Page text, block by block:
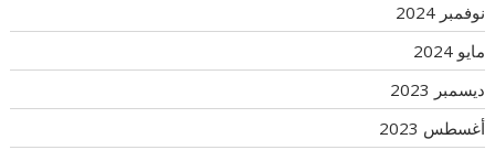
نوفمبر 2024
مايو 2024
ديسمبر 2023
أغسطس 2023